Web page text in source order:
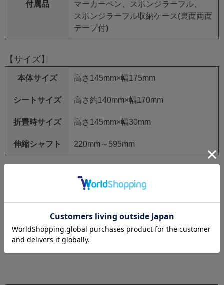
付属品
マーカーペン、スポンジラーフル、
スポンジラーフル収納ケース(裏面両面
テープ付)
【サイズ】
本体サイズ 高さ145mm×幅175mm
シートサイズ 高さ約140mm×幅170mm
折畳時サイズ 高さ145mm×幅30mm
伸縮シャフト 220mm～595mm
レビュー
レビューはありません。